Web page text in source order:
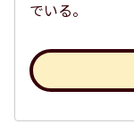
でいる。